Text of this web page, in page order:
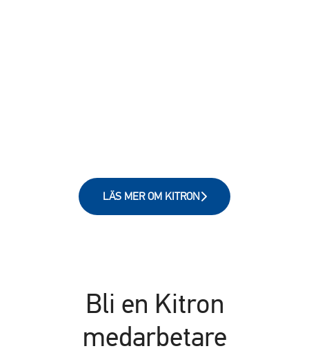
LÄS MER OM KITRON
Bli en Kitron
medarbetare